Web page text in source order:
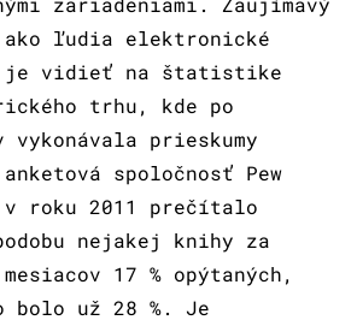
ľudia elektronické
vidieť na štatistike
trhu, kde po
prieskumy
spoločnosť Pew
v roku 2011 prečítalo
nejakej knihy za
17 % opýtaných,
bolo už 28 %. Je